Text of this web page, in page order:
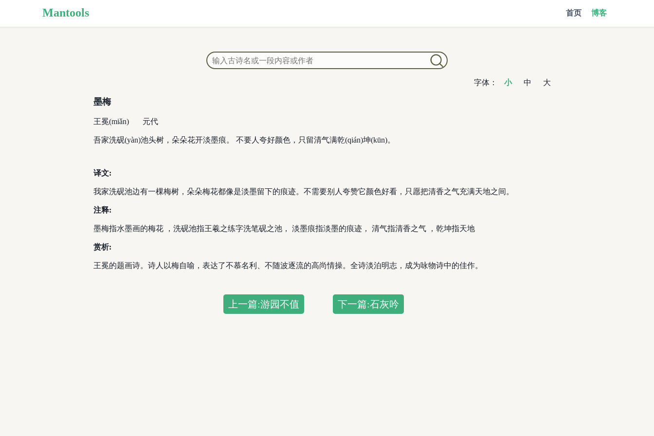
Mantools 首页 博客
字体： 小 中 大
墨梅
王冕(miǎn) 元代
吾家洗砚(yàn)池头树，朵朵花开淡墨痕。 不要人夸好颜色，只留清气满乾(qián)坤(kūn)。
译文:
我家洗砚池边有一棵梅树，朵朵梅花都像是淡墨留下的痕迹。不需要别人夸赞它颜色好看，只愿把清香之气充满天地之间。
注释:
墨梅指水墨画的梅花 ，洗砚池指王羲之练字洗笔砚之池， 淡墨痕指淡墨的痕迹， 清气指清香之气 ，乾坤指天地
赏析:
王冕的题画诗。诗人以梅自喻，表达了不慕名利、不随波逐流的高尚情操。全诗淡泊明志，成为咏物诗中的佳作。
上一篇:游园不值 下一篇:石灰吟